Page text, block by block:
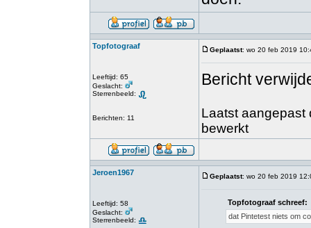
Topfotograaf
Leeftijd: 65
Geslacht:
Sterrenbeeld:
Berichten: 11
Geplaatst: wo 20 feb 2019
Bericht
Laatst aangepast
bewerkt
Jeroen1967
Leeftijd: 58
Geslacht:
Sterrenbeeld:
Geplaatst: wo 20 feb 2019
Topfotograaf schreef:
dat Pintetest niets om